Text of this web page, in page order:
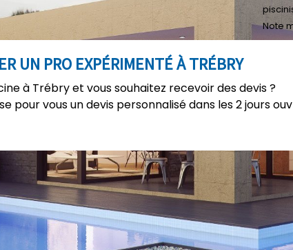
UN PRO EXPÉRIMENTÉ À TRÉBRY
à Trébry et vous souhaitez recevoir des devis ?
pour vous un devis personnalisé dans les 2 jours
Note